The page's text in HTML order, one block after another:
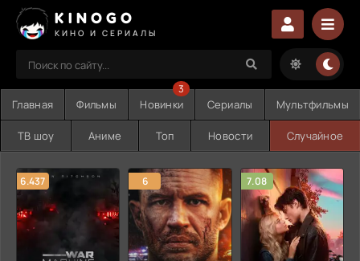
KINOGO
КИНО И СЕРИАЛЫ
Главная Фильмы Новинки
3
Сериалы Мультфильмы
ТВ шоу Аниме Топ Новости Случайное
6.437 6 7.08